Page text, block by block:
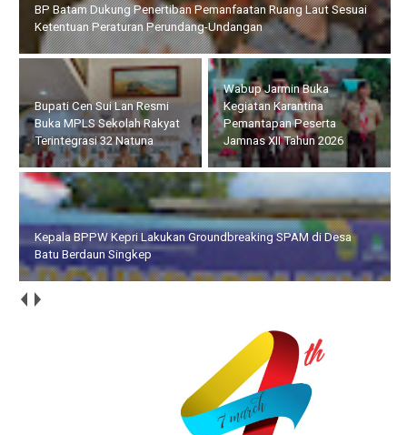
Bupati Cen Sui Lan Resmi Buka MPLS Sekolah Rakyat
Terintegrasi 32 Natuna
Wabup Jarmin Buka
Kegiatan Karantina
Pemantapan Peserta
Jamnas XII Tahun 2026
Kepala BPPW Kepri
Lakukan Groundbreaking
SPAM di Desa Batu
Berdaun Singkep
Wakapolda Kepri Terima Kunjungan Tim Sekretariat Jenderal
DPR RI